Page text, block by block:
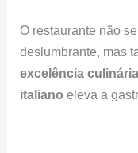
O restaurante não
deslumbrante, mas
excelência culinária
italiano eleva a